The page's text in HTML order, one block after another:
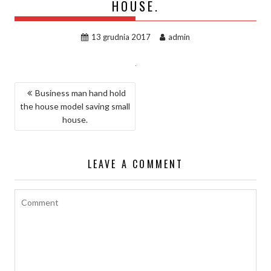
HOUSE.
13 grudnia 2017 admin
NAWIGACJA
WPISU
Business man hand hold
the house model saving small
house.
LEAVE A COMMENT